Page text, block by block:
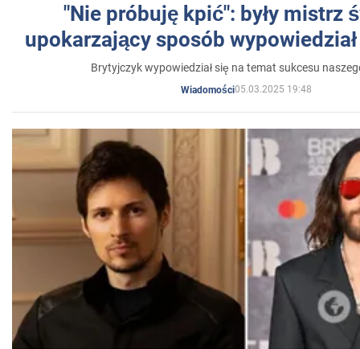
"Nie próbuję kpić": były mistrz
upokarzający sposób
Brytyjczyk wypowiedział się na temat sukcesu
Wiadomości05.03.2025 19:48